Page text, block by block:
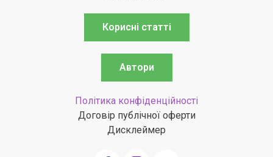
Корисні статті
Автори
Політика конфіденційності
Договір публічної оферти
Дисклеймер